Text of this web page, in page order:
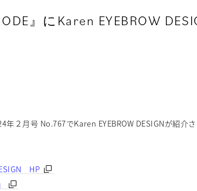
』にKaren EYEBROW
年２月号 No.767でKaren EYEBROW DESIGNが紹介さ
HP